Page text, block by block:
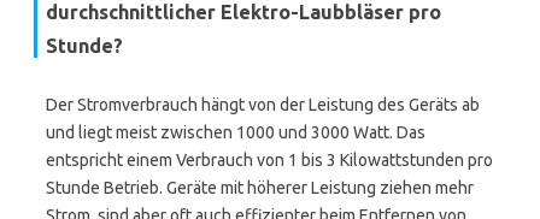
durchschnittlicher Elektro-Laubbläser pro
Stunde?
Der Stromverbrauch hängt von der Leistung des Geräts ab
und liegt meist zwischen 1000 und 3000 Watt. Das
entspricht einem Verbrauch von 1 bis 3 Kilowattstunden pro
Stunde Betrieb. Geräte mit höherer Leistung ziehen mehr